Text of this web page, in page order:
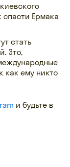
Ермака
стать
Это,
как ему никто
и будьте в